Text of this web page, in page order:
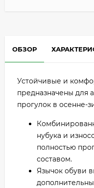
ОБЗОР
Устойчивые и
предназначены для
прогулок в осенне-
нубука и
полностью
составом.
Язычок обуви